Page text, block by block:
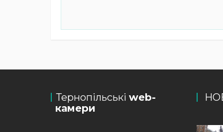
Тернопільські web-
камери